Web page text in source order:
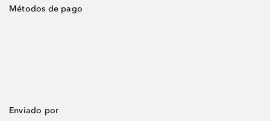
Métodos de pago
Enviado por